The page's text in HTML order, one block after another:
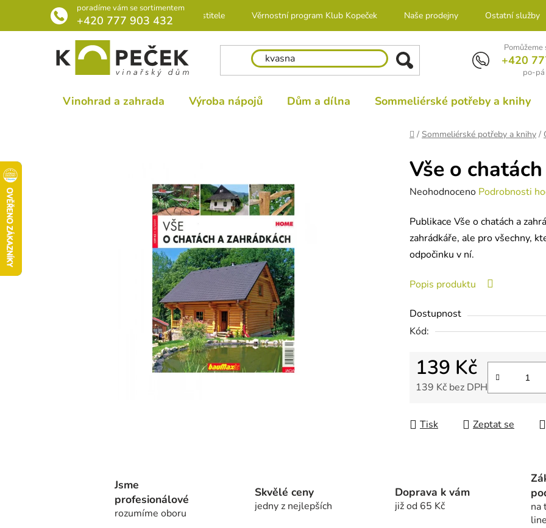
obsah
poradíme vám se sortimentem
+420 777 903 432Rádce pro pěstitele Věrnostní program Klub Kopeček Naše prodejny Ostatní služby
Pomůžeme
+420
po-
Vinohrad a zahrada Výroba nápojů Dům a dílna Sommeliérské potřeby a knihy
Domů
/ Sommeliérské potřeby a knihy /
Vše o
Průměrné
produktu
je
0,0
5
hvězdiček.
Neohodnoceno Podrobnosti
Publikace Vše o chatách a
zahrádkáře, ale pro všechny,
odpočinku v ní.
Popis produktu
Dostupnost
Kód:
139 Kč
139 Kč bez DPH
Tisk Zeptat se
Jsme
profesionálové
rozumíme oboru
Skvělé ceny
jedny z nejlepších
Doprava k vám
již od 65 Kč
na
line